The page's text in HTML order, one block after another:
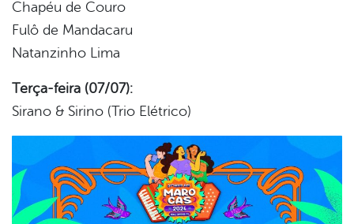
Chapéu de Couro
Fulô de Mandacaru
Natanzinho Lima
Terça-feira (07/07):
Sirano & Sirino (Trio Elétrico)